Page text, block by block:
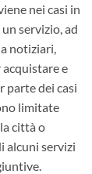
nei casi in
servizio, ad
notiziari,
e
parte dei casi
limitate
città o
alcuni servizi